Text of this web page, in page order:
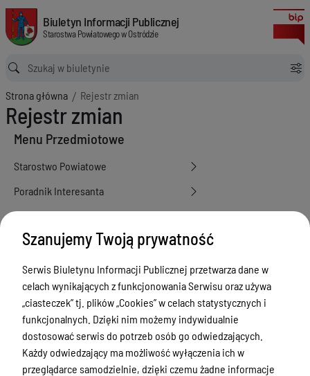
Rejestr zmian
Biuletyn Informacji Publicznej Starostwa Powiatowego w Ostródzie
Biuletyn Informacji Publicznej
Starostwa Powiatowego w Ostródzie
Ścieżka powrotu
Strona główna Rejestr zmian
Rejestr zmian
Menu Przedmiotowe
Starostwo Powiatowe
Poradnik Interesanta
Informacje o naborze
Zamówienia Publiczne
Tablica ogłoszeń
Dyżury Aptek w Powiecie Ostródzkim
Nieodpłatna Pomoc Prawna
Akty Prawne
Rejestry, ewidencje i archiwa
Szanujemy Twoją prywatność
Serwis Biuletynu Informacji Publicznej przetwarza dane w
celach wynikających z funkcjonowania Serwisu oraz używa
„ciasteczek” tj. plików „Cookies” w celach statystycznych i
funkcjonalnych. Dzięki nim możemy indywidualnie
dostosować serwis do potrzeb osób go odwiedzających.
Każdy odwiedzający ma możliwość wyłączenia ich w
przeglądarce samodzielnie, dzięki czemu żadne informacje